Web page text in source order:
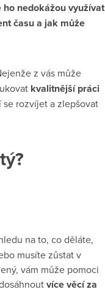
nedokážou využívat
času a jak může
z vás může
kvalitnější práci
rozvíjet a zlepšovat
na to, co děláte,
musíte zůstat v
vám může pomoci
více věcí za